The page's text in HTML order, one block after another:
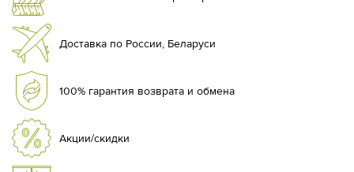
Доставка по России, Беларуси
100% гарантия возврата и обмена
Акции/скидки